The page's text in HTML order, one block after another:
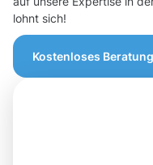
lohnt sich!
Kostenloses Beratung